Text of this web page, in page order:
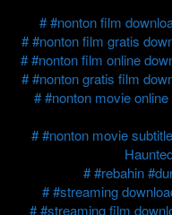
#nonton film
#nonton film gratis
#nonton film online
#nonton gratis film
#nonton movie
#nonton movie
#rebahin
#streaming
#streaming film